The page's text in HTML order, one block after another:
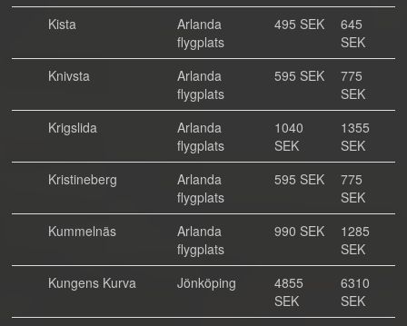
Kista
Arlanda
flygplats
495 SEK
645
SEK
Knivsta
Arlanda
flygplats
595 SEK
775
SEK
Krigslida
Arlanda
flygplats
1040
SEK
1355
SEK
Kristineberg
Arlanda
flygplats
595 SEK
775
SEK
Kummelnäs
Arlanda
flygplats
990 SEK
1285
SEK
Kungens Kurva
Jönköping
4855
SEK
6310
SEK